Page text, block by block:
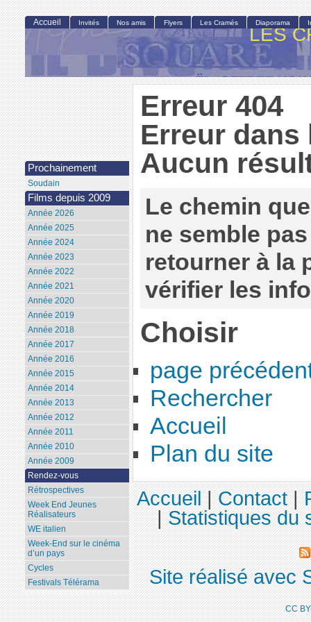
LES
Erreur 404
Erreur dans
Aucun
Le chemin
ne semble
retourner à la
vérifier les
Choisir
page
Rechercher
Accueil
Plan du site
Accueil Invités Nos amis Flyers Les Cramés Diaporama
Prochainement
Soudain
Films depuis 2009
Année 2026
Année 2025
Année 2024
Année 2023
Année 2022
Année 2021
Année 2020
Année 2019
Année 2018
Année 2017
Année 2016
Année 2015
Année 2014
Année 2013
Année 2012
Année 2011
Année 2010
Année 2009
Rendez-vous
Rétrospectives
Week End Jeunes
Réalisateurs
WE italien
Week-End sur le cinéma
d’un pays
Cycles
Festivals Télérama
Accueil|Contact|
|Statistiques du
Site réalisé avec
CC